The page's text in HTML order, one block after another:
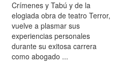
Crímenes y Tabú y de la
elogiada obra de teatro Terror,
vuelve a plasmar sus
experiencias personales
durante su exitosa carrera
como abogado ...